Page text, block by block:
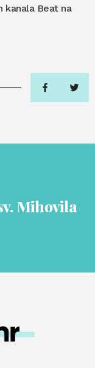
kanala Beat na
Mihovila